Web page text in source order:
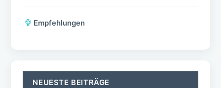
Empfehlungen
NEUESTE BEITRÄGE